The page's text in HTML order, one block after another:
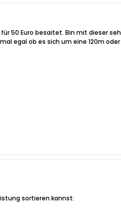
50 Euro besaitet. Bin mit dieser
egal ob es sich um eine 120m
sortieren kannst: